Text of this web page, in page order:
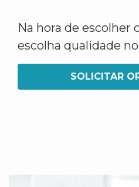
Na hora de escolher
escolha qualidade
SOLICITAR